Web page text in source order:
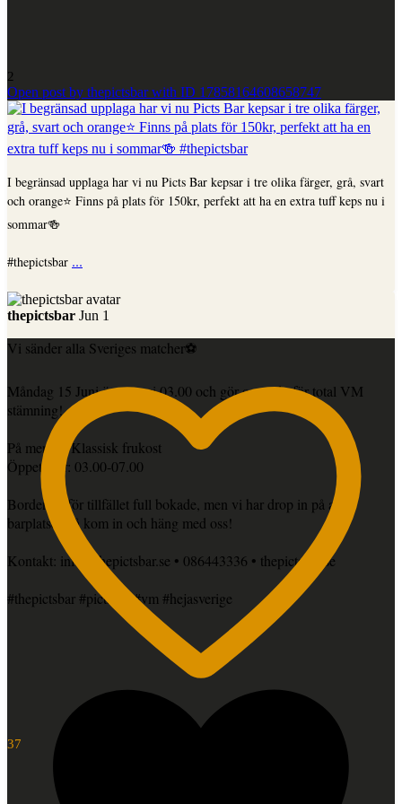
2
Open post by thepictsbar with ID 17858164608658747
I begränsad upplaga har vi nu Picts Bar kepsar i tre olika färger, grå, svart
och orange⭐️ Finns på plats för 150kr, perfekt att ha en extra tuff keps nu i
sommar🍻
#thepictsbar ...
37
thepictsbar Jun 1
Vi sänder alla Sveriges matcher⚽️
Måndag 15 Juni öppnar vi 03.00 och gör oss redo för total VM
stämning!
På menyn: Klassisk frukost
Öppettider: 03.00-07.00
Borden är för tillfället full bokade, men vi har drop in på alla
barplatser, så kom in och häng med oss!
Kontakt: info@thepictsbar.se • 086443336 • thepictsbar.se
#thepictsbar #pictsbar #vm #hejasverige